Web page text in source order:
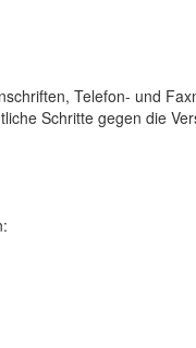
Telefon- und
Schritte gegen die